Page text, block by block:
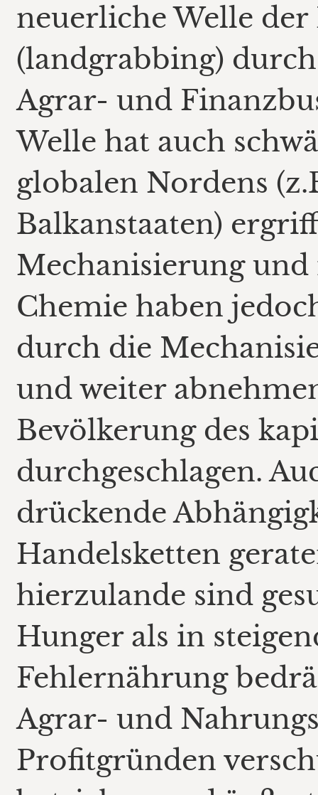
neuerliche Welle
(landgrabbing)
Agrar- und
Welle hat auch
globalen Nordens
Balkanstaaten)
Mechanisierung und
Chemie haben
durch die
und weiter
Bevölkerung des
durchgeschlagen.
drückende
Handelsketten
hierzulande sind
Hunger als in
Fehlernährung
Agrar- und
Profitgründen